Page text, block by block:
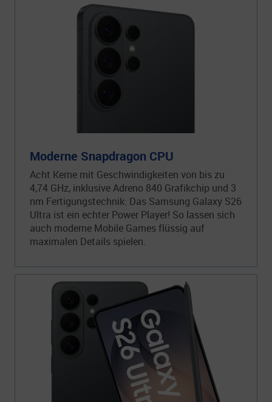
Moderne Snapdragon CPU
Acht Kerne mit Geschwindigkeiten von bis zu
4,74 GHz, inklusive Adreno 840 Grafikchip und 3
nm Fertigungstechnik: Das Samsung Galaxy S26
Ultra ist ein echter Power Player! So lassen sich
auch moderne Mobile Games flüssig auf
maximalen Details spielen.